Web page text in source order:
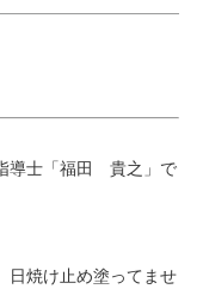
レイに
コンテンツ
を探す
ビ 日焼け 首
ーズへの伝
導士「福田 貴之」で
日焼け止め塗ってませ